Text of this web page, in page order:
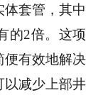
套管，其中
的2倍。这项
便有效地解决
以减少上部井